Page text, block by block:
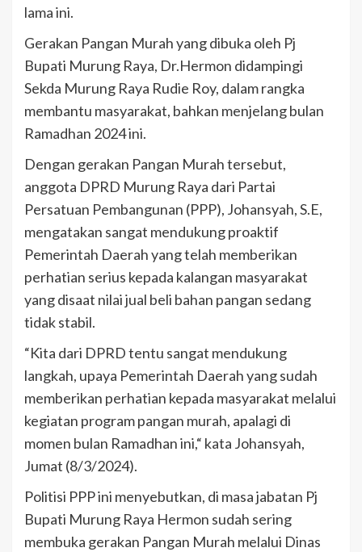
lama ini.
Gerakan Pangan Murah yang dibuka oleh Pj
Bupati Murung Raya, Dr.Hermon didampingi
Sekda Murung Raya Rudie Roy, dalam rangka
membantu masyarakat, bahkan menjelang bulan
Ramadhan 2024 ini.
Dengan gerakan Pangan Murah tersebut,
anggota DPRD Murung Raya dari Partai
Persatuan Pembangunan (PPP), Johansyah, S.E,
mengatakan sangat mendukung proaktif
Pemerintah Daerah yang telah memberikan
perhatian serius kepada kalangan masyarakat
yang disaat nilai jual beli bahan pangan sedang
tidak stabil.
“Kita dari DPRD tentu sangat mendukung
langkah, upaya Pemerintah Daerah yang sudah
memberikan perhatian kepada masyarakat melalui
kegiatan program pangan murah, apalagi di
momen bulan Ramadhan ini,“ kata Johansyah,
Jumat (8/3/2024).
Politisi PPP ini menyebutkan, di masa jabatan Pj
Bupati Murung Raya Hermon sudah sering
membuka gerakan Pangan Murah melalui Dinas